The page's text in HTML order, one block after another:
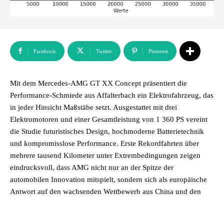
Facebook Twitter Pinterest
Mit dem Mercedes-AMG GT XX Concept präsentiert die
Performance-Schmiede aus Affalterbach ein Elektrofahrzeug, das
in jeder Hinsicht Maßstäbe setzt. Ausgestattet mit drei
Elektromotoren und einer Gesamtleistung von 1 360 PS vereint
die Studie futuristisches Design, hochmoderne Batterietechnik
und kompromisslose Performance. Erste Rekordfahrten über
mehrere tausend Kilometer unter Extrembedingungen zeigen
eindrucksvoll, dass AMG nicht nur an der Spitze der
automobilen Innovation mitspielt, sondern sich als europäische
Antwort auf den wachsenden Wettbewerb aus China und den